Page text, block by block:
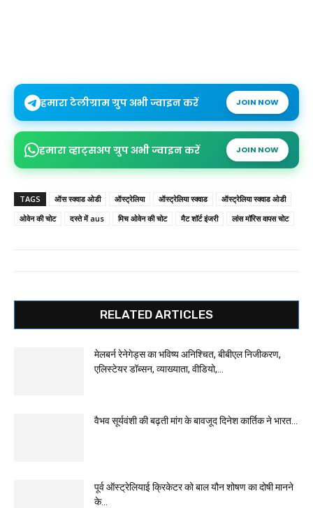
हमारा टेलीग्राम ग्रुप अभी ज्वाइन करें JOIN NOW
हमारा व्हाट्सअप ग्रुप अभी ज्वाइन करें JOIN NOW
TAGS ऑस स्क्वाड ओडी ऑस्ट्रेलिया ऑस्ट्रेलिया स्क्वाड
ऑस्ट्रेलिया स्क्वाड ओडी
ओवेन की चोट
दस्ते में aus मिच ओवेन की चोट मैट शॉर्ट इंजरी लांस मॉरिस वापस चोट
RELATED ARTICLES
मेलबर्न रेनेगेड्स का भविष्य अनिश्चित, बीबीएल निजीकरण,
एलिस्टेयर डॉब्सन, व्याख्याता, वीडियो,...
वैभव सूर्यवंशी की बढ़ती मांग के बावजूद दिनेश कार्तिक ने भारत...
पूर्व ऑस्ट्रेलियाई क्रिकेटर को बाल यौन शोषण का दोषी मानने
के...